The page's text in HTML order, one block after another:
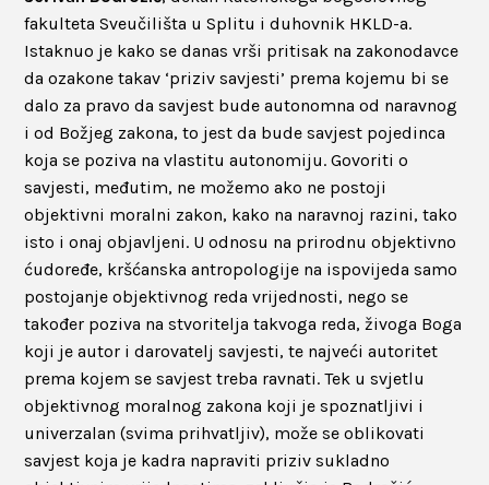
fakulteta Sveučilišta u Splitu i duhovnik HKLD-a.
Istaknuo je kako se danas vrši pritisak na zakonodavce
da ozakone takav ‘priziv savjesti’ prema kojemu bi se
dalo za pravo da savjest bude autonomna od naravnog
i od Božjeg zakona, to jest da bude savjest pojedinca
koja se poziva na vlastitu autonomiju. Govoriti o
savjesti, međutim, ne možemo ako ne postoji
objektivni moralni zakon, kako na naravnoj razini, tako
isto i onaj objavljeni. U odnosu na prirodnu objektivno
ćudoređe, kršćanska antropologije na ispovijeda samo
postojanje objektivnog reda vrijednosti, nego se
također poziva na stvoritelja takvoga reda, živoga Boga
koji je autor i darovatelj savjesti, te najveći autoritet
prema kojem se savjest treba ravnati. Tek u svjetlu
objektivnog moralnog zakona koji je spoznatljivi i
univerzalan (svima prihvatljiv), može se oblikovati
savjest koja je kadra napraviti priziv sukladno